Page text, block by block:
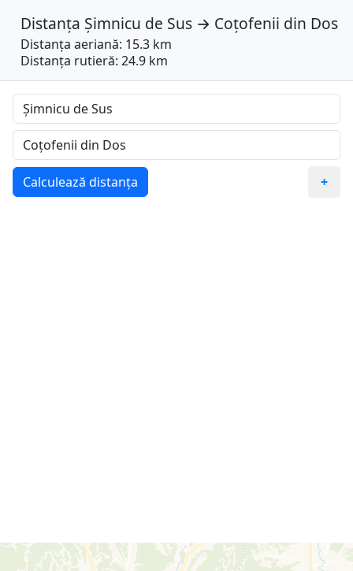
Distanța Șimnicu de Sus → Coțofenii din Dos
Distanța aeriană: 15.3 km
Distanța rutieră: 24.9 km
Calculează distanța +